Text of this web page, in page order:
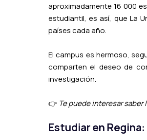
aproximadamente 16 000
estudiantil, es así, que La
países cada año.
El campus es hermoso,
comparten el deseo de
investigación.
👉 Te puede interesar saber
Estudiar en